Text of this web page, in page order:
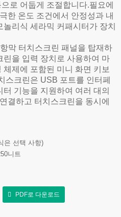
로 어둡게 조절합니다.필요에
한 온도 조건에서 안정성과 내
리식 세라믹 커패시터가 장치
막 터치스크린 패널을 탑재하
린을 입력 장치로 사용하여 마
제에 포함된 미니 화면 키보
스크린은 USB 포트를 인터페
기능을 지원하여 여러 대의
결하고 터치스크린을 동시에
은 선택 사항)
니트
PDF로 다운로드